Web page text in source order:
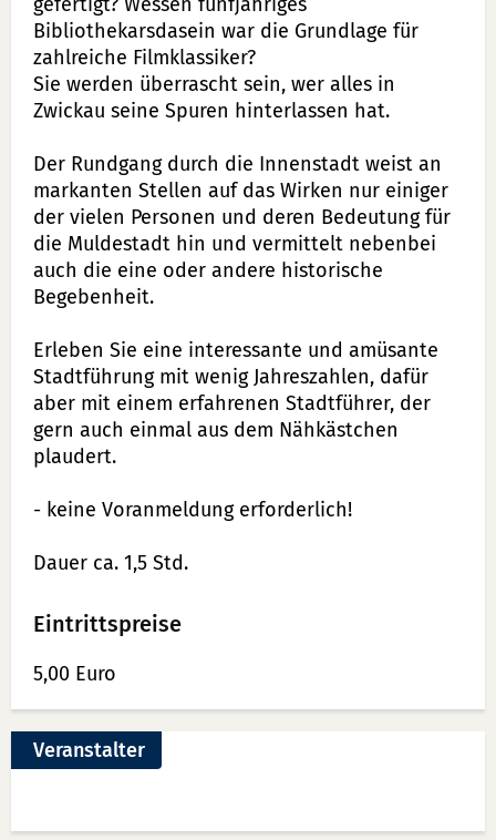
Bibliothekarsdasein war die Grundlage für
zahlreiche Filmklassiker?
Sie werden überrascht sein, wer alles in
Zwickau seine Spuren hinterlassen hat.
Der Rundgang durch die Innenstadt weist an
markanten Stellen auf das Wirken nur einiger
der vielen Personen und deren Bedeutung für
die Muldestadt hin und vermittelt nebenbei
auch die eine oder andere historische
Begebenheit.
Erleben Sie eine interessante und amüsante
Stadtführung mit wenig Jahreszahlen, dafür
aber mit einem erfahrenen Stadtführer, der
gern auch einmal aus dem Nähkästchen
plaudert.
- keine Voranmeldung erforderlich!
Dauer ca. 1,5 Std.
Eintrittspreise
5,00 Euro
Veranstalter